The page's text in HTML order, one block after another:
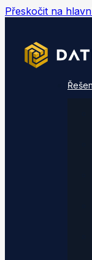
Přeskočit na